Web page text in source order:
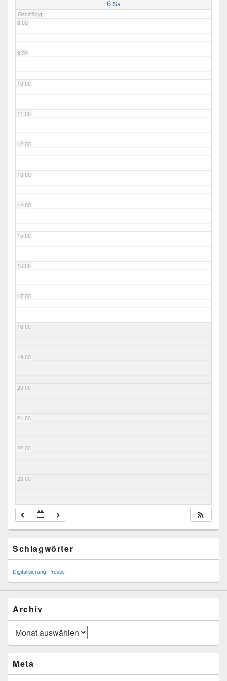
6 Sa
Ganztägig
8:00
9:00
10:00
11:00
12:00
13:00
14:00
15:00
16:00
17:00
18:00
19:00
20:00
21:00
22:00
23:00
Sidebar
Widget
Area
Schlagwörter
Digitalisierung Presse
Archiv
Archiv
Meta